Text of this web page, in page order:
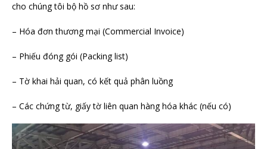
cho chúng tôi bộ hồ sơ như sau:
– Hóa đơn thương mại (Commercial Invoice)
– Phiếu đóng gói (Packing list)
– Tờ khai hải quan, có kết quả phân luồng
– Các chứng từ, giấy tờ liên quan hàng hóa khác (nếu có)